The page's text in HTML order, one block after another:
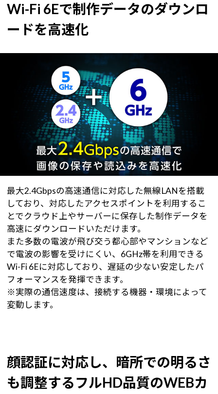
Wi-Fi 6Eで制作データのダウンロ
ードを高速化
最大2.4Gbpsの高速通信に対応した無線LANを搭載
しており、対応したアクセスポイントを利用するこ
とでクラウド上やサーバーに保存した制作データを
高速にダウンロードいただけます。
また多数の電波が飛び交う都心部やマンションなど
で電波の影響を受けにくい、6GHz帯を利用できる
Wi-Fi 6Eに対応しており、遅延の少ない安定したパ
フォーマンスを発揮できます。
※実際の通信速度は、接続する機器・環境によって
変動します。
顔認証に対応し、暗所での明るさ
も調整するフルHD品質のWEBカ